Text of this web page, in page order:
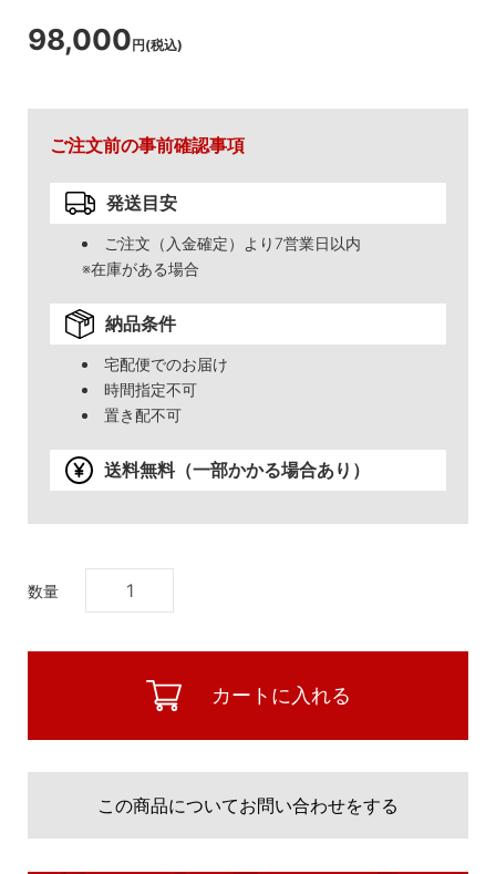
98,000円(税込)
ご注文前の事前確認事項
発送目安
ご注文（入金確定）より7営業日以内
※在庫がある場合
納品条件
宅配便でのお届け
時間指定不可
置き配不可
送料無料（一部かかる場合あり）
数量
カートに入れる
この商品についてお問い合わせをする